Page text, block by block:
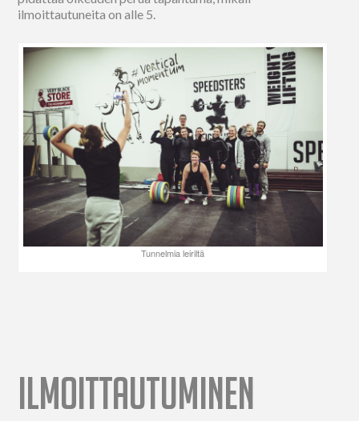
ilmoittautuneita on alle 5.
Tunnelmia leiriltä
ILMOITTAUTUMINEN